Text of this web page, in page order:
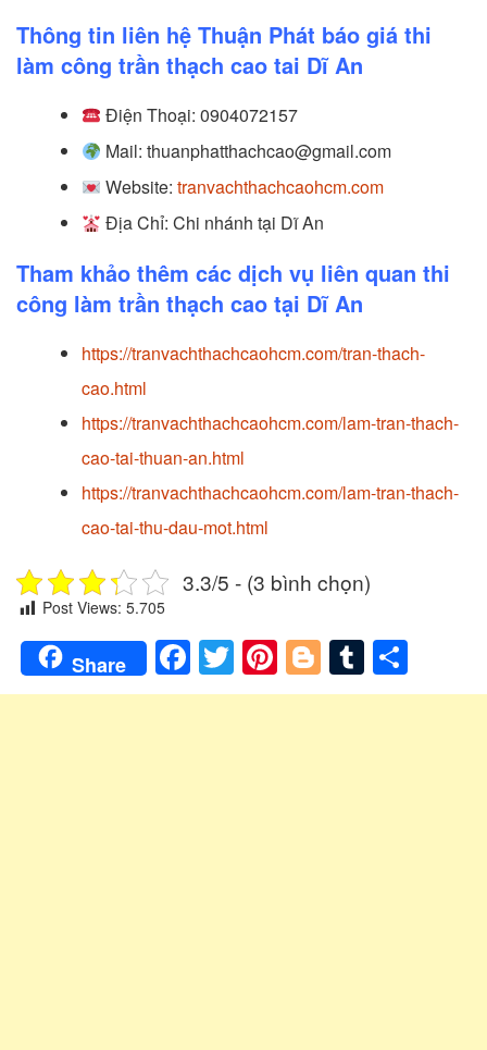
Thông tin liên hệ Thuận Phát báo giá thi
làm công trần thạch cao tai Dĩ An
Điện Thoại: 0904072157
Mail: thuanphatthachcao@gmail.com
Website:tranvachthachcaohcm.com
Địa Chỉ: Chi nhánh tại Dĩ An
Tham khảo thêm các dịch vụ liên quan thi
công làm trần thạch cao tại Dĩ An
https://tranvachthachcaohcm.com/tran-thach-
cao.html
https://tranvachthachcaohcm.com/lam-tran-thach-
cao-tai-thuan-an.html
https://tranvachthachcaohcm.com/lam-tran-thach-
cao-tai-thu-dau-mot.html
3.3/5 - (3 bình chọn)
Post Views: 5.705
Share Facebook
Twitter
Pinterest
Blogger
Tumblr